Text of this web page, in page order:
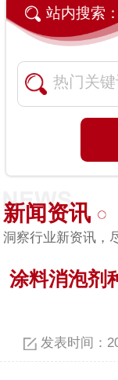
站内搜索：
新闻资讯
洞察行业新资讯，
涂料消泡剂
发表时间：